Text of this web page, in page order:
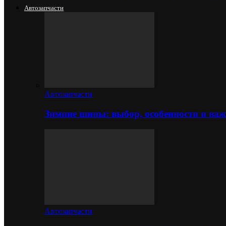
Автозапчасти
Автозапчасти
Зимние шины: выбор, особенности и
Автозапчасти